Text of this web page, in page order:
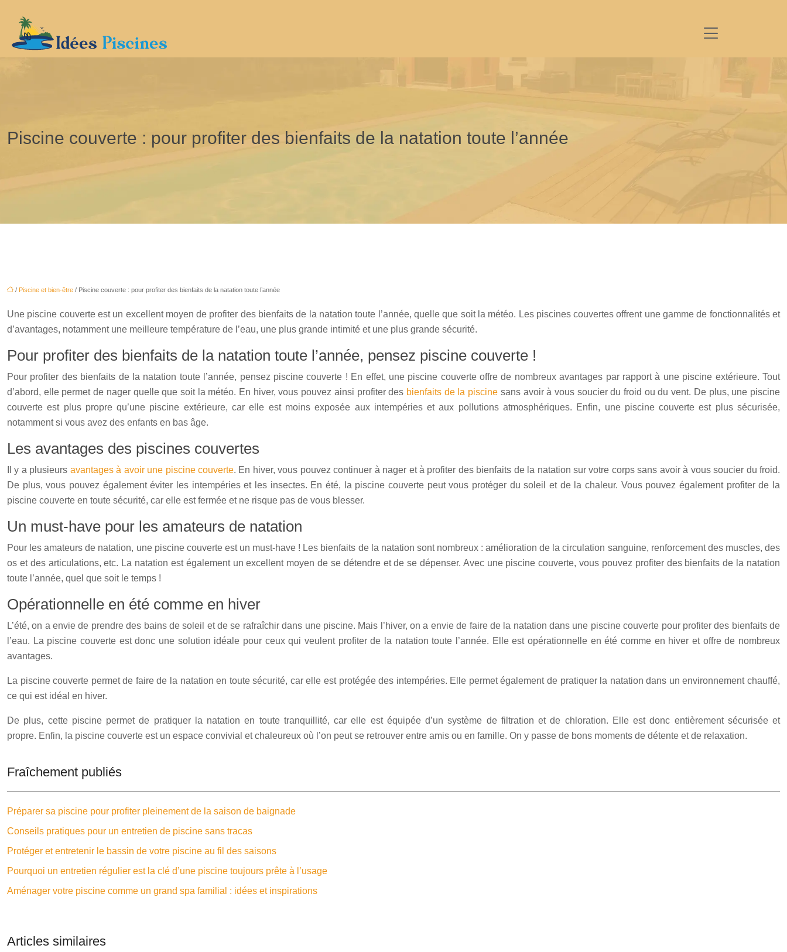
Piscine couverte : pour profiter des bienfaits de la natation toute l’année
/ Piscine et bien-être / Piscine couverte : pour profiter des bienfaits de la natation toute l’année
Une piscine couverte est un excellent moyen de profiter des bienfaits de la natation toute l’année, quelle que soit la météo. Les piscines couvertes offrent une gamme de fonctionnalités et
d’avantages, notamment une meilleure température de l’eau, une plus grande intimité et une plus grande sécurité.
Pour profiter des bienfaits de la natation toute l’année, pensez piscine couverte !
Pour profiter des bienfaits de la natation toute l’année, pensez piscine couverte ! En effet, une piscine couverte offre de nombreux avantages par rapport à une piscine extérieure. Tout
d’abord, elle permet de nager quelle que soit la météo. En hiver, vous pouvez ainsi profiter des bienfaits de la piscine sans avoir à vous soucier du froid ou du vent. De plus, une piscine
couverte est plus propre qu’une piscine extérieure, car elle est moins exposée aux intempéries et aux pollutions atmosphériques. Enfin, une piscine couverte est plus sécurisée,
notamment si vous avez des enfants en bas âge.
Les avantages des piscines couvertes
Il y a plusieurs avantages à avoir une piscine couverte. En hiver, vous pouvez continuer à nager et à profiter des bienfaits de la natation sur votre corps sans avoir à vous soucier du froid.
De plus, vous pouvez également éviter les intempéries et les insectes. En été, la piscine couverte peut vous protéger du soleil et de la chaleur. Vous pouvez également profiter de la
piscine couverte en toute sécurité, car elle est fermée et ne risque pas de vous blesser.
Un must-have pour les amateurs de natation
Pour les amateurs de natation, une piscine couverte est un must-have ! Les bienfaits de la natation sont nombreux : amélioration de la circulation sanguine, renforcement des muscles, des
os et des articulations, etc. La natation est également un excellent moyen de se détendre et de se dépenser. Avec une piscine couverte, vous pouvez profiter des bienfaits de la natation
toute l’année, quel que soit le temps !
Opérationnelle en été comme en hiver
L’été, on a envie de prendre des bains de soleil et de se rafraîchir dans une piscine. Mais l’hiver, on a envie de faire de la natation dans une piscine couverte pour profiter des bienfaits de
l’eau. La piscine couverte est donc une solution idéale pour ceux qui veulent profiter de la natation toute l’année. Elle est opérationnelle en été comme en hiver et offre de nombreux
avantages.
La piscine couverte permet de faire de la natation en toute sécurité, car elle est protégée des intempéries. Elle permet également de pratiquer la natation dans un environnement chauffé,
ce qui est idéal en hiver.
De plus, cette piscine permet de pratiquer la natation en toute tranquillité, car elle est équipée d’un système de filtration et de chloration. Elle est donc entièrement sécurisée et
propre. Enfin, la piscine couverte est un espace convivial et chaleureux où l’on peut se retrouver entre amis ou en famille. On y passe de bons moments de détente et de relaxation.
Fraîchement publiés
Préparer sa piscine pour profiter pleinement de la saison de baignade
Conseils pratiques pour un entretien de piscine sans tracas
Protéger et entretenir le bassin de votre piscine au fil des saisons
Pourquoi un entretien régulier est la clé d’une piscine toujours prête à l’usage
Aménager votre piscine comme un grand spa familial : idées et inspirations
Articles similaires